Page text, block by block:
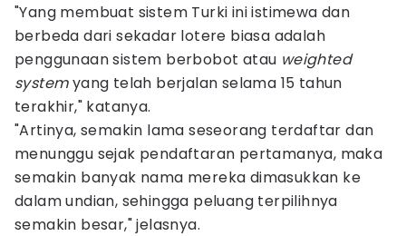
"Yang membuat sistem Turki ini istimewa dan
berbeda dari sekadar lotere biasa adalah
penggunaan sistem berbobot atau weighted
systemyang telah berjalan selama 15 tahun
terakhir," katanya.
"Artinya, semakin lama seseorang terdaftar dan
menunggu sejak pendaftaran pertamanya, maka
semakin banyak nama mereka dimasukkan ke
dalam undian, sehingga peluang terpilihnya
semakin besar," jelasnya.